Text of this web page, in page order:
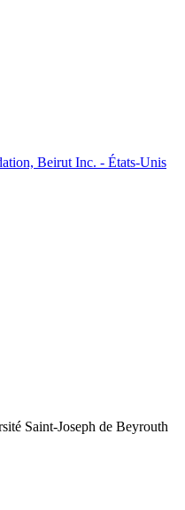
Beirut Inc. - États-Unis
Saint-Joseph de Beyrouth